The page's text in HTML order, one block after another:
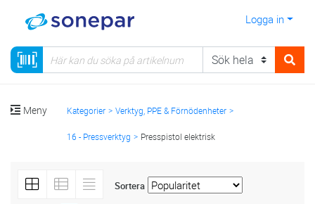
Logga in
Meny Kategorier Verktyg, PPE & Förnödenheter
16 - Pressverktyg Presspistol elektrisk
Sortera